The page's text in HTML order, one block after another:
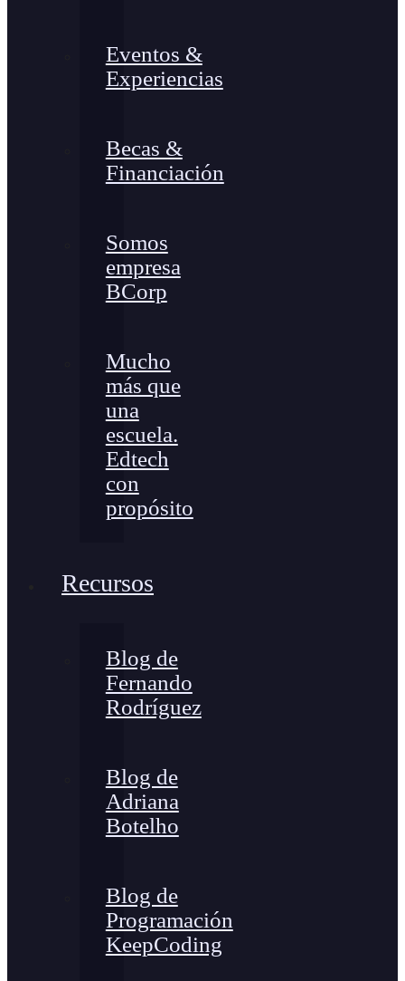
Eventos &
Experiencias
Becas &
Financiación
Somos
empresa
BCorp
Mucho
más que
una
escuela.
Edtech
con
propósito
Recursos
Blog de
Fernando
Rodríguez
Blog de
Adriana
Botelho
Blog de
Programación
KeepCoding